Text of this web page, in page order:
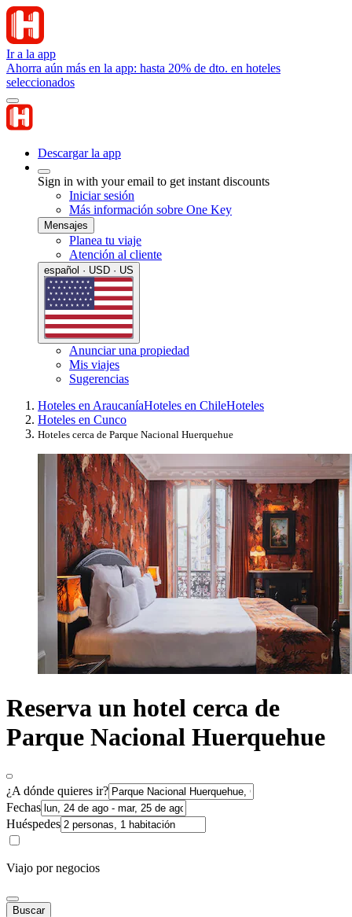
Ir a la app
Ahorra aún más en la app: hasta 20% de dto. en hoteles
seleccionados
Descargar la app
Sign in with your email to get instant discounts
Iniciar sesión
Más información sobre One Key
Mensajes
Planea tu viaje
Atención al cliente
español · USD · US
Anunciar una propiedad
Mis viajes
Sugerencias
Hoteles en AraucaníaHoteles en ChileHoteles
Hoteles en Cunco
Hoteles cerca de Parque Nacional Huerquehue
Reserva un hotel cerca de
Parque Nacional Huerquehue
¿A dónde quieres ir?
Fechas
Huéspedes
Viajo por negocios
Buscar